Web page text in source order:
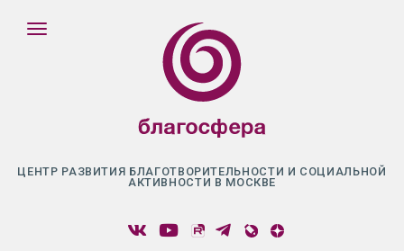
ЦЕНТР РАЗВИТИЯ БЛАГОТВОРИТЕЛЬНОСТИ И СОЦИАЛЬНОЙ
АКТИВНОСТИ В МОСКВЕ